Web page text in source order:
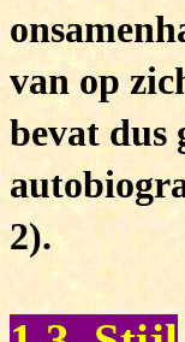
van op
bevat dus
2).